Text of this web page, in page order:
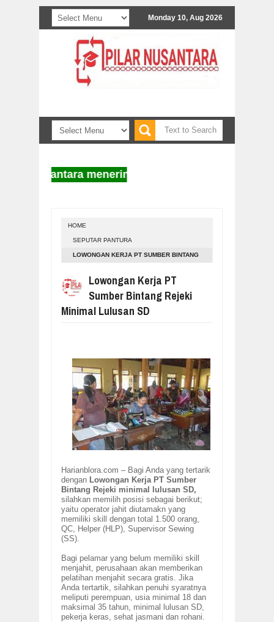
Monday 10, Aug 2026
Nusantara menerima naskah untuk diterbitkan.
HOME
SEPUTAR PANTURA
LOWONGAN KERJA PT SUMBER BINTANG
Lowongan Kerja PT
Sumber Bintang Rejeki
Minimal Lulusan SD
Harianblora.com – Bagi Anda yang tertarik
dengan Lowongan Kerja PT Sumber
Bintang Rejeki minimal lulusan SD,
silahkan memilih posisi sebagai berikut;
yaitu operator jahit diutamakn yang
memiliki skill dengan total 1.500 orang,
QC, Helper (HLP), Supervisor Sewing
(SS).
Bagi pelamar yang belum memiliki skill
menjahit, perusahaan akan memberikan
pelatihan menjahit secara gratis. Jika
Anda tertartik, silahkan penuhi syaratnya
meliputi perempuan, usia minimal 18 dan
maksimal 35 tahun, minimal lulusan SD,
pekerja keras, sehat jasmani dan rohani.